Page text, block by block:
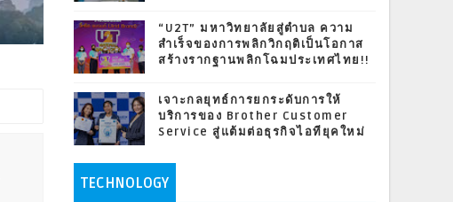
“U2T” มหาวิทยาลัยสู่ตำบล ความ
สำเร็จของการพลิกวิกฤติเป็นโอกาส
สร้างรากฐานพลิกโฉมประเทศไทย!!
เจาะกลยุทธ์การยกระดับการให้
บริการของ Brother Customer
Service สู่แต้มต่อธุรกิจไอทียุคใหม่
TECHNOLOGY